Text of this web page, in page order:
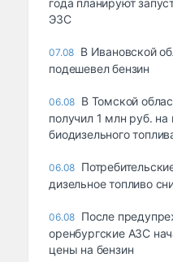
года планируют
ЭЗС
07.08 В Ивановской
подешевел бензин
06.08 В Томской
получил 1 млн руб. на
биодизельного
06.08
дизельное топливо
06.08 После
оренбургские АЗС
цены на бензин